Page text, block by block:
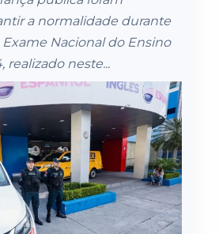
a normalidade durante
Nacional do Ensino
realizado neste...